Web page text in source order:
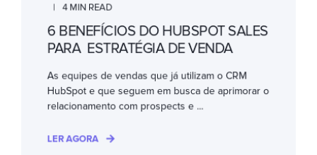
4 MIN READ
6 BENEFÍCIOS DO HUBSPOT SALES
PARA ESTRATÉGIA DE VENDA
As equipes de vendas que já utilizam o CRM
HubSpot e que seguem em busca de aprimorar o
relacionamento com prospects e ...
LER AGORA